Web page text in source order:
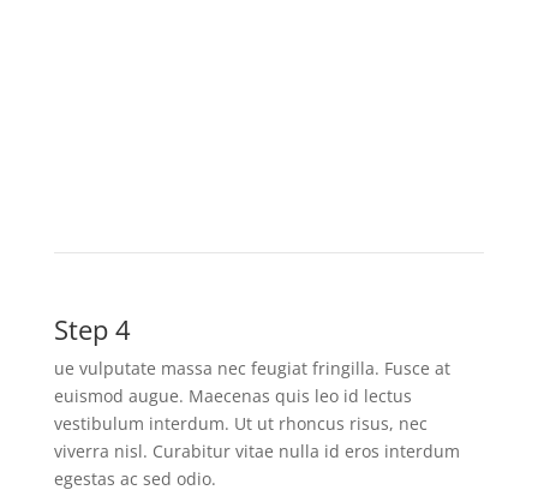
Step 4
ue vulputate massa nec feugiat fringilla. Fusce at
euismod augue. Maecenas quis leo id lectus
vestibulum interdum. Ut ut rhoncus risus, nec
viverra nisl. Curabitur vitae nulla id eros interdum
egestas ac sed odio.